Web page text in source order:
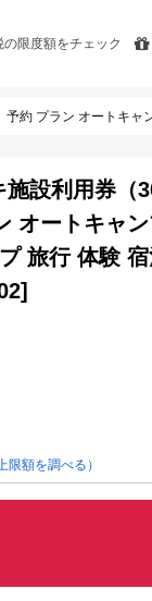
の限度額をチェック
イキャンプ 旅行 体験 宿泊 アウトドア
施設利用券（
オートキャ
旅行 体験
限額を調べる）